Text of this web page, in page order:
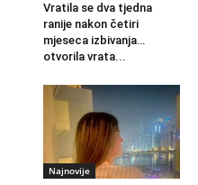
Vratila se dva tjedna
ranije nakon četiri
mjeseca izbivanja…
otvorila vrata...
Najnovije